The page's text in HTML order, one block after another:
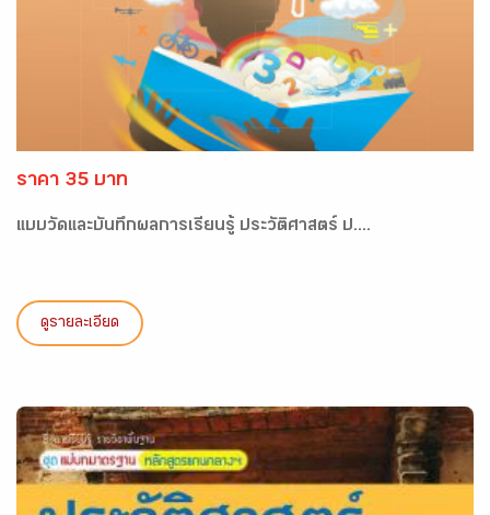
ราคา 35 บาท
แบบวัดและบันทึกผลการเรียนรู้ ประวัติศาสตร์ ป....
ดูรายละเอียด